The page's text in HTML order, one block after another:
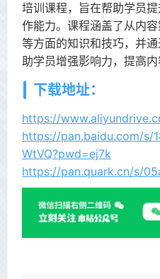
培训课程，旨在帮助学员
作能力。课程涵盖了从内
等方面的知识和技巧，并
助学员增强影响力，提高内
下载地址：
https://
https://pan.baidu.com/s/
WtVQ?pwd=ej7k
https://pan.quark.cn/s/